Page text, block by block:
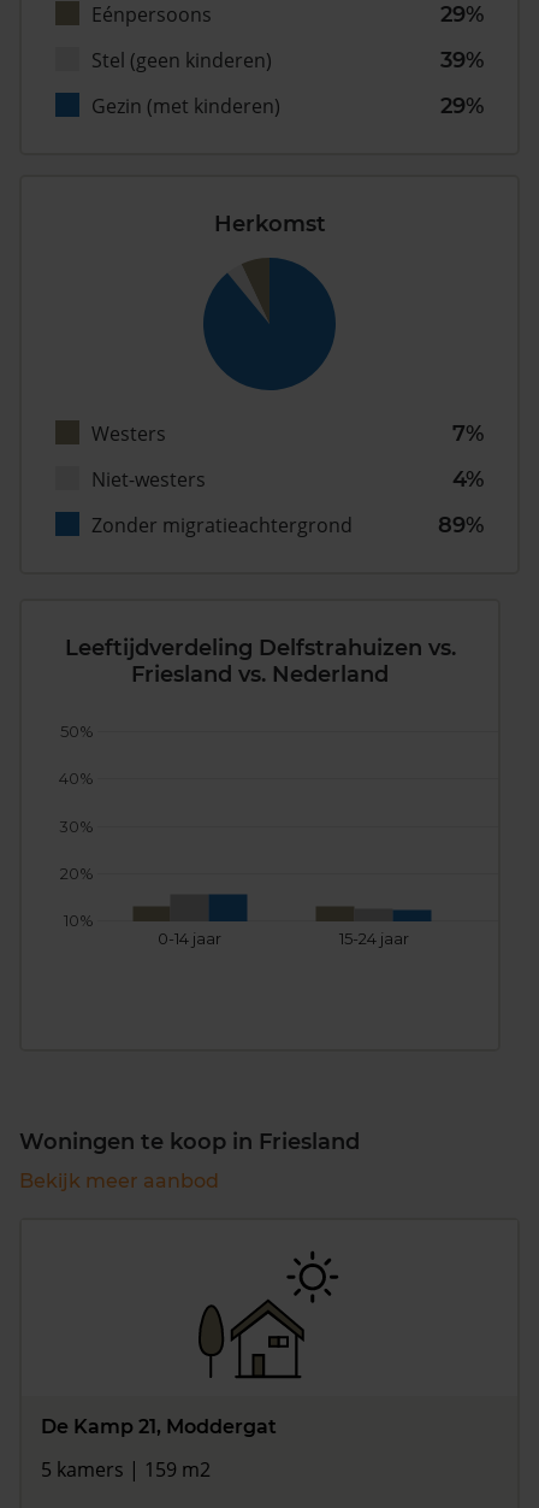
Eénpersoons
29%
Stel (geen kinderen)
39%
Gezin (met kinderen)
29%
Herkomst
Westers
7%
Niet-westers
4%
Zonder migratieachtergrond
89%
Leeftijdverdeling Delfstrahuizen vs.
Friesland vs. Nederland
0-14 jaar 15-24 jaar
10%
20%
30%
40%
50%
Woningen te koop in Friesland
Bekijk meer aanbod
De Kamp 21, Moddergat
5 kamers | 159 m2